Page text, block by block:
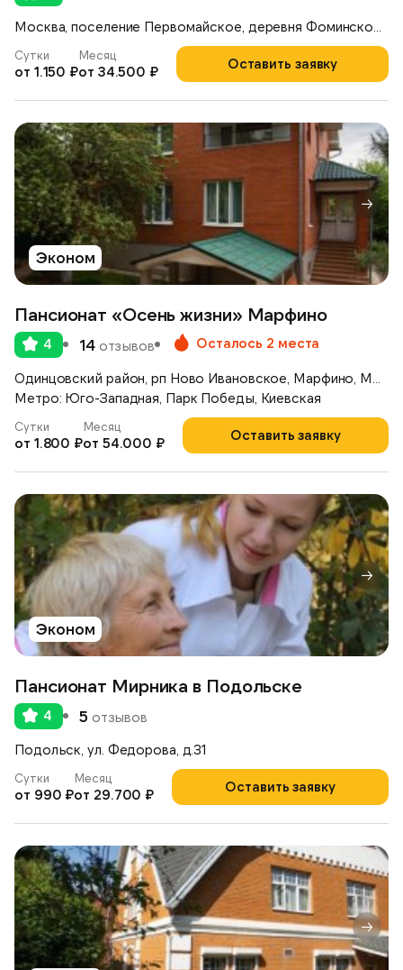
Оставить заявку
Сутки
от 1.150 ₽
Месяц
от 34.500 ₽
Эконом
Пансионат «Осень жизни» Марфино
4 14отзывов Осталось 2 места
Метро: Юго-Западная, Парк Победы, Киевская
Оставить заявку
Сутки
от 1.800 ₽
Месяц
от 54.000 ₽
Эконом
Пансионат Мирника в Подольске
4 5 отзывов
Подольск, ул. Федорова, д.31
Оставить заявку
Сутки
от 990 ₽
Месяц
от 29.700 ₽